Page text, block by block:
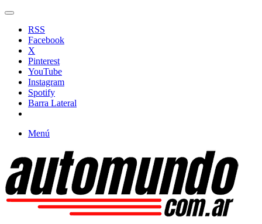
RSS
Facebook
X
Pinterest
YouTube
Instagram
Spotify
Barra Lateral
Menú